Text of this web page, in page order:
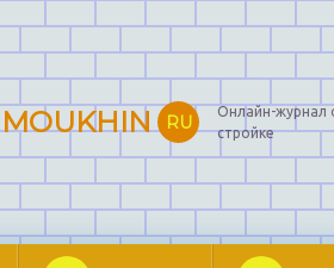
MOUKHIN RU
Онлайн-журнал
стройке